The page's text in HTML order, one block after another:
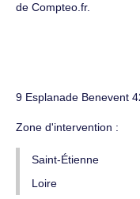
de Compteo.fr.
9 Esplanade Benevent
Zone d'intervention :
Saint-Étienne
Loire